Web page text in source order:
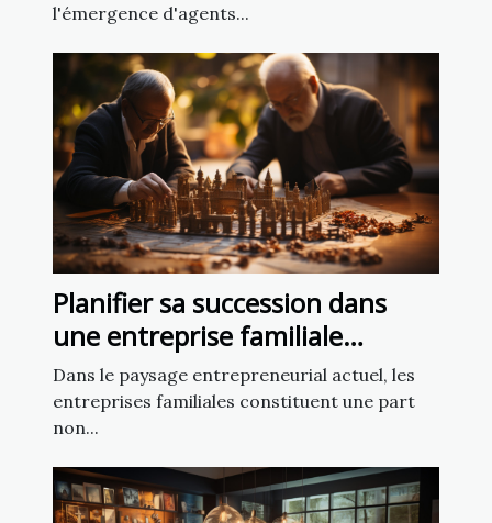
l'émergence d'agents...
Planifier sa succession dans
une entreprise familiale
dynamique
Dans le paysage entrepreneurial actuel, les
entreprises familiales constituent une part
non...